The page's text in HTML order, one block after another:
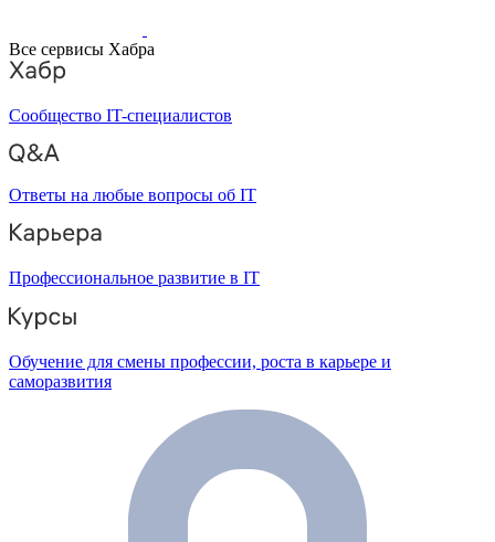
Все сервисы Хабра
Сообщество IT-специалистов
Ответы на любые вопросы об IT
Профессиональное развитие в IT
Обучение для смены профессии, роста в карьере и
саморазвития